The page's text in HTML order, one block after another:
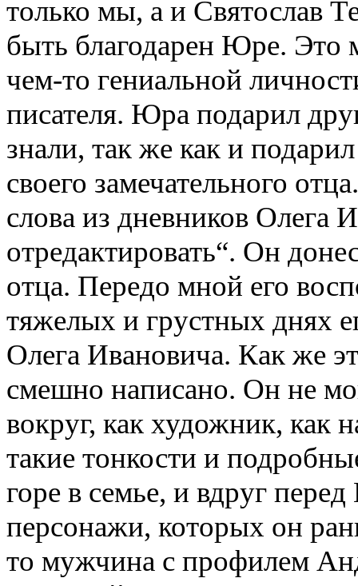
только мы, а и Святослав
быть благодарен Юре. Это
чем-то гениальной
писателя. Юра подарил
знали, так же как и
своего замечательного
слова из дневников Олега
отредактировать“. Он
отца. Передо мной его
тяжелых и грустных днях
Олега Ивановича. Как же
смешно написано. Он не
вокруг, как художник, как
такие тонкости и
горе в семье, и вдруг
персонажи, которых он
то мужчина с профилем